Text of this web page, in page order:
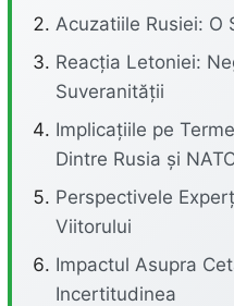
Acuzatiile Rusiei: O
Reacția Letoniei:
Suveranității
Implicațiile pe
Dintre Rusia și
Perspectivele
Viitorului
Impactul Asupra
Incertitudinea